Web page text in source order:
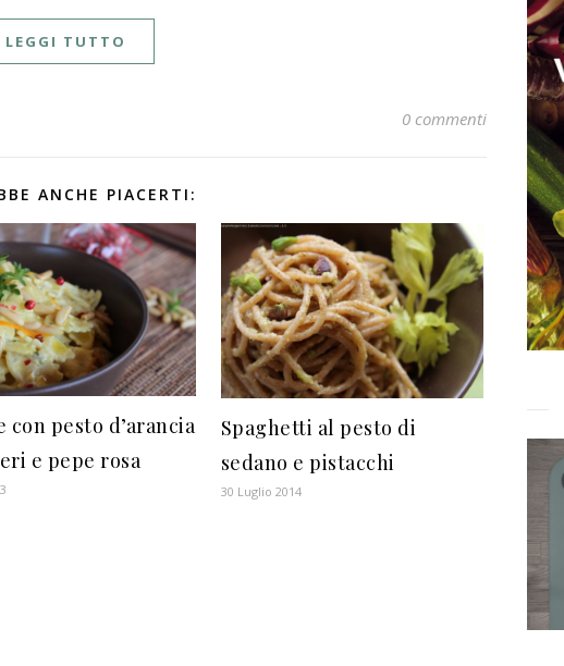
LEGGI TUTTO
0 commenti
ANCHE PIACERTI:
con pesto d’arancia
e pepe rosa
Spaghetti al pesto di
sedano e pistacchi
30 Luglio 2014